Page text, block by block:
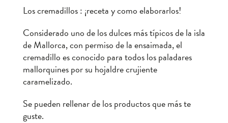
Los cremadillos : ¡receta y como elaborarlos!
Considerado uno de los dulces más típicos de la isla
de Mallorca, con permiso de la ensaimada, el
cremadillo es conocido para todos los paladares
mallorquines por su hojaldre crujiente
caramelizado.
Se pueden rellenar de los productos que más te
guste.